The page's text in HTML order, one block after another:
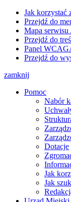
Jak korzystać
Przejdź do
Mapa serwisu
Przejdź do
Panel WCAG
Przejdź do
zamknij
Pomoc
Nabór
Dotacje
Jak
Jak